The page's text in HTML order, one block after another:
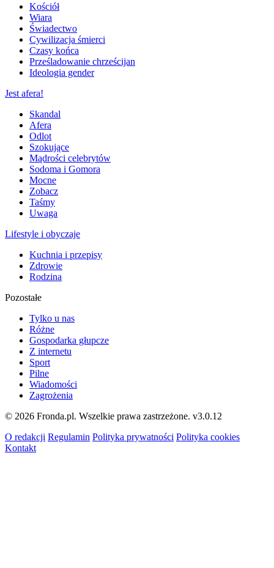
Kościół
Wiara
Świadectwo
Cywilizacja śmierci
Czasy końca
Prześladowanie chrześcijan
Ideologia gender
Jest afera!
Skandal
Afera
Odlot
Szokujące
Mądrości celebrytów
Sodoma i Gomora
Mocne
Zobacz
Taśmy
Uwaga
Lifestyle i obyczaje
Kuchnia i przepisy
Zdrowie
Rodzina
Pozostałe
Tylko u nas
Różne
Gospodarka głupcze
Z internetu
Sport
Pilne
Wiadomości
Zagrożenia
© 2026 Fronda.pl. Wszelkie prawa zastrzeżone. v3.0.12
O redakcji Regulamin Polityka prywatności Polityka cookies
Kontakt